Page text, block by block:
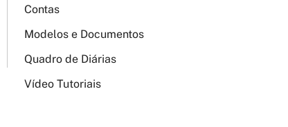
Contas
Modelos e Documentos
Quadro de Diárias
Vídeo Tutoriais